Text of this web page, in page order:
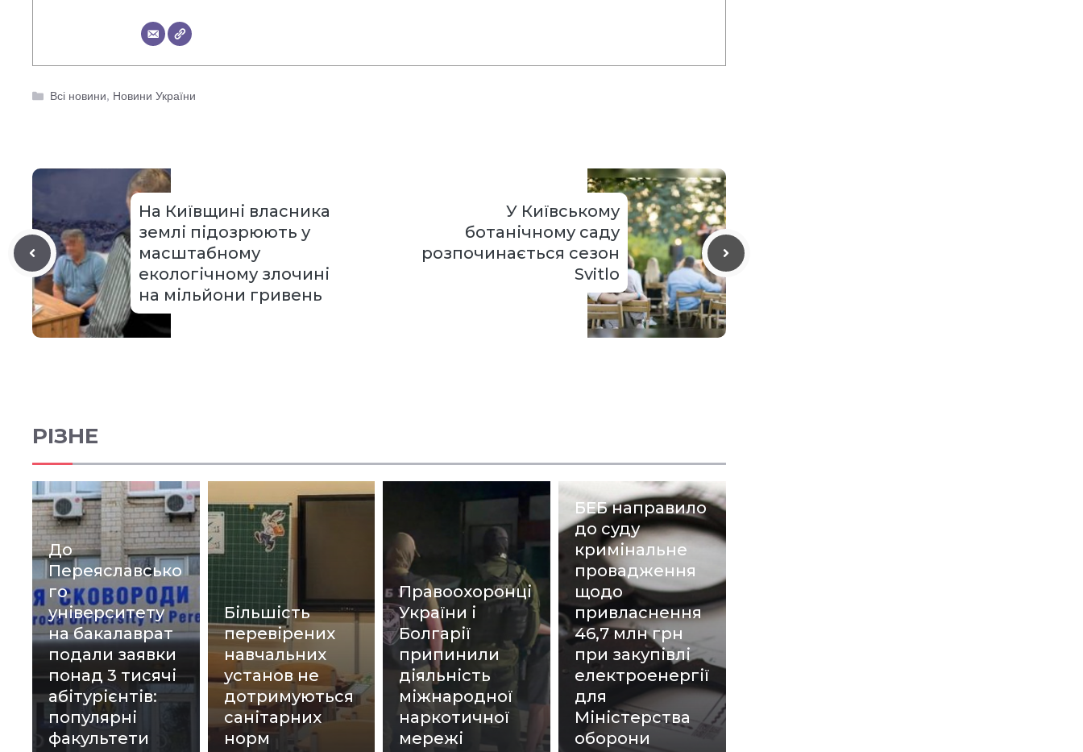
Категорії
Всі новини, Новини України
На Київщині власника
землі підозрюють у
масштабному
екологічному злочині
на мільйони гривень
У Київському
ботанічному саду
розпочинається сезон
Svitlo
РІЗНЕ
До
Переяславсько
го
університету
на бакалаврат
подали заявки
понад 3 тисячі
абітурієнтів:
популярні
факультети
Більшість
перевірених
навчальних
установ не
дотримуються
санітарних
норм
Правоохоронці
України і
Болгарії
припинили
діяльність
міжнародної
наркотичної
мережі
БЕБ направило
до суду
кримінальне
провадження
щодо
привласнення
46,7 млн грн
при закупівлі
електроенергії
для
Міністерства
оборони